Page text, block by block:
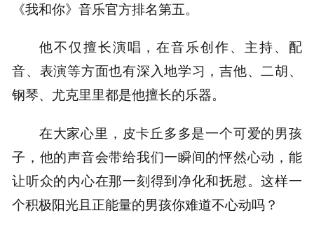
《我和你》音乐官方排名第五。
他不仅擅长演唱，在音乐创作、主持、配
音、表演等方面也有深入地学习，吉他、二胡、
钢琴、尤克里里都是他擅长的乐器。
在大家心里，皮卡丘多多是一个可爱的男孩
子，他的声音会带给我们一瞬间的怦然心动，能
让听众的内心在那一刻得到净化和抚慰。这样一
个积极阳光且正能量的男孩你难道不心动吗？